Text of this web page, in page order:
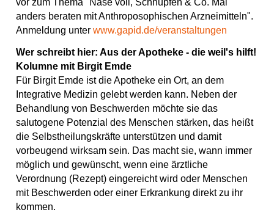
anders beraten mit Anthroposophischen Arzneimitteln".
Anmeldung unter www.gapid.de/veranstaltungen
Wer schreibt hier: Aus der Apotheke - die weil's hilft!
Kolumne mit Birgit Emde
Für Birgit Emde ist die Apotheke ein Ort, an dem
Integrative Medizin gelebt werden kann. Neben der
Behandlung von Beschwerden möchte sie das
salutogene Potenzial des Menschen stärken, das heißt
die Selbstheilungskräfte unterstützen und damit
vorbeugend wirksam sein. Das macht sie, wann immer
möglich und gewünscht, wenn eine ärztliche
Verordnung (Rezept) eingereicht wird oder Menschen
mit Beschwerden oder einer Erkrankung direkt zu ihr
kommen.